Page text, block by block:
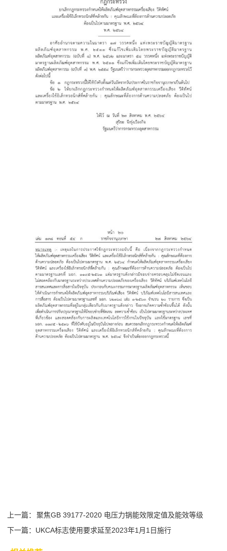
上一篇：
聚焦GB 39177-2020 电压力锅能效限定值及能效等级
下一篇： UKCA标志使用要求延至2023年1月1日施行